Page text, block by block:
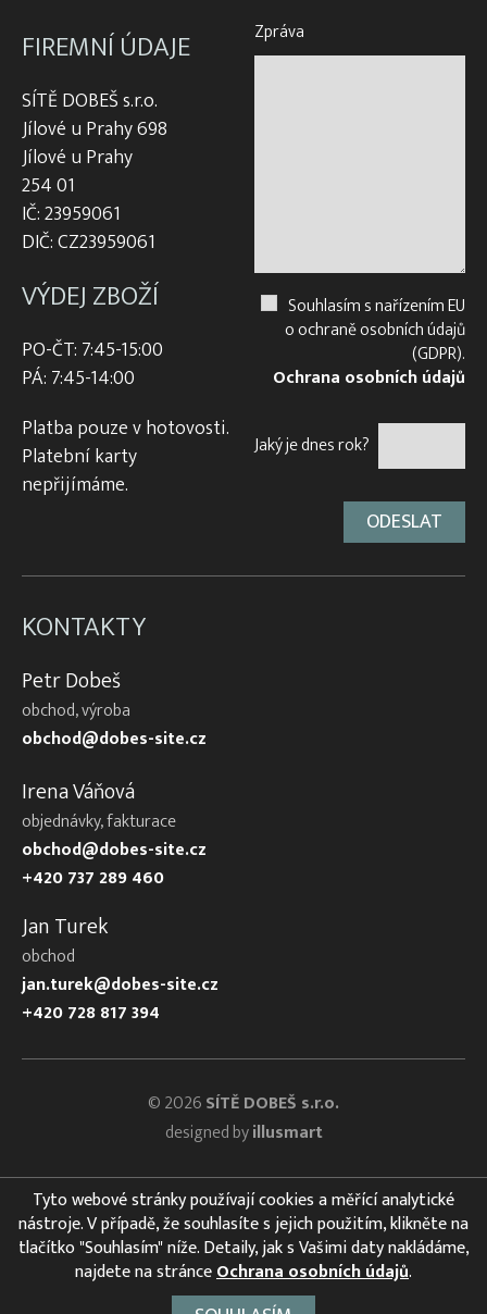
FIREMNÍ ÚDAJE
SÍTĚ DOBEŠ s.r.o.
Jílové u Prahy 698
Jílové u Prahy
254 01
IČ: 23959061
DIČ: CZ23959061
VÝDEJ ZBOŽÍ
PO-ČT: 7:45-15:00
PÁ: 7:45-14:00
Platba pouze v hotovosti.
Platební karty
nepřijímáme.
Zpráva
Souhlasím s nařízením EU
o ochraně osobních údajů
(GDPR).
Ochrana osobních údajů
Jaký je dnes rok?
KONTAKTY
Petr Dobeš
obchod, výroba
obchod@dobes-site.cz
Irena Váňová
objednávky, fakturace
obchod@dobes-site.cz
+420 737 289 460
Jan Turek
obchod
jan.turek@dobes-site.cz
+420 728 817 394
© 2026SÍTĚ DOBEŠ s.r.o.
designed byillusmart
Tyto webové stránky používají cookies a měřící analytické
nástroje. V případě, že souhlasíte s jejich použitím, klikněte na
tlačítko "Souhlasím" níže. Detaily, jak s Vašimi daty nakládáme,
najdete na stránceOchrana osobních údajů.